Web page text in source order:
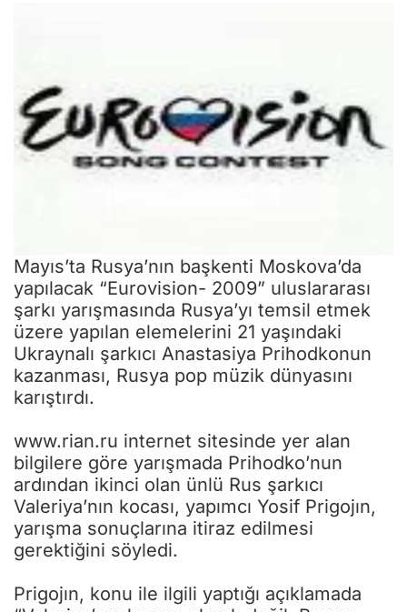
Mayıs’ta Rusya’nın başkenti Moskova’da
yapılacak “Eurovision- 2009” uluslararası
şarkı yarışmasında Rusya’yı temsil etmek
üzere yapılan elemelerini 21 yaşındaki
Ukraynalı şarkıcı Anastasiya Prihodkonun
kazanması, Rusya pop müzik dünyasını
karıştırdı.
www.rian.ru internet sitesinde yer alan
bilgilere göre yarışmada Prihodko’nun
ardından ikinci olan ünlü Rus şarkıcı
Valeriya’nın kocası, yapımcı Yosif Prigojın,
yarışma sonuçlarına itiraz edilmesi
gerektiğini söyledi.
Prigojın, konu ile ilgili yaptığı açıklamada